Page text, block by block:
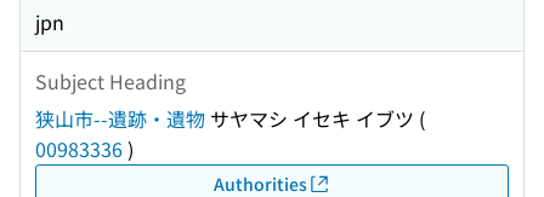
jpn
Subject Heading
狭山市--遺跡・遺物 サヤマシ イセキ イブツ (
00983336)
Authorities